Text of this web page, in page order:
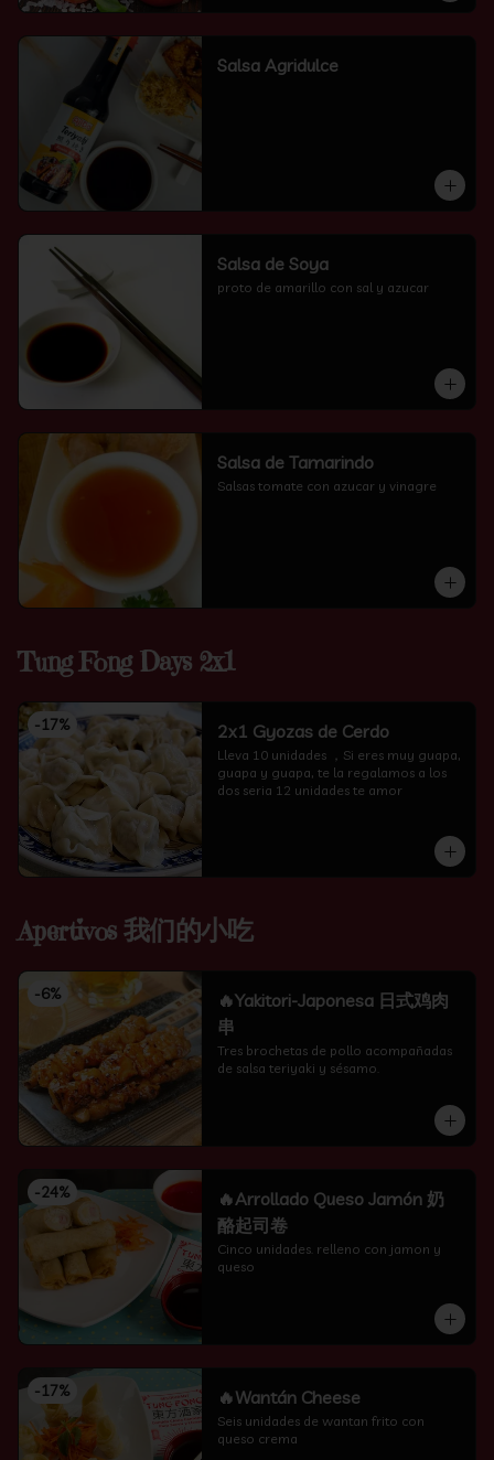
Salsa Agridulce
Salsa de Soya
proto de amarillo con sal y azucar
Salsa de Tamarindo
Salsas tomate con azucar y vinagre
Tung Fong Days 2x1
-17% 2x1 Gyozas de Cerdo
Lleva 10 unidades ，Si eres muy guapa,
guapa y guapa, te la regalamos a los
dos seria 12 unidades te amor
Apertivos 我们的小吃
-6%
🔥Yakitori-Japonesa 日式鸡肉
串
Tres brochetas de pollo acompañadas
de salsa teriyaki y sésamo.
-24%
🔥Arrollado Queso Jamón 奶
酪起司卷
Cinco unidades. relleno con jamon y
queso
-17% 🔥Wantán Cheese
Seis unidades de wantan frito con
queso crema